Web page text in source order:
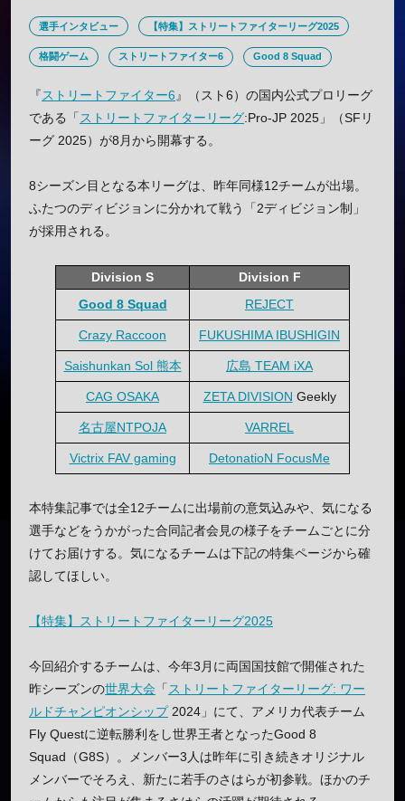
選手インタビュー 【特集】ストリートファイターリーグ2025
格闘ゲーム ストリートファイター6 Good 8 Squad
『ストリートファイター6 』（スト6）の国内公式プロリーグ
である「ストリートファイターリーグ:Pro-JP 2025」（SFリ
ーグ 2025）が8月から開幕する。
8シーズン目となる本リーグは、昨年同様12チームが出場。
ふたつのディビジョンに分かれて戦う「2ディビジョン制」
が採用される。
Division S
Division F
Good 8 Squad
REJECT
Crazy Raccoon FUKUSHIMA IBUSHIGIN
Saishunkan Sol 熊本 広島 TEAM iXA
CAG OSAKA ZETA DIVISION Geekly
名古屋NTPOJA VARREL
Victrix FAV gaming DetonatioN FocusMe
本特集記事では全12チームに出場前の意気込みや、気になる
選手などをうかがった合同記者会見の様子をチームごとに分
けてお届けする。気になるチームは下記の特集ページから確
認してほしい。
【特集】ストリートファイターリーグ2025
今回紹介するチームは、今年3月に両国国技館で開催された
昨シーズンの世界大会 「ストリートファイターリーグ: ワー
ルドチャンピオンシップ2024」にて、アメリカ代表チーム
Fly Questに逆転勝利をし世界王者となったGood 8
Squad（G8S）。メンバー3人は昨年に引き続きオリジナル
メンバーでそろえ、新たに若手のさはらが初参戦。ほかのチ